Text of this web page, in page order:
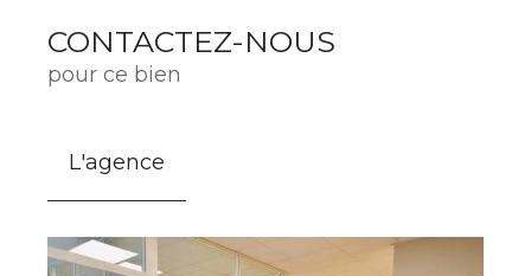
CONTACTEZ-NOUS
pour ce bien
L'agence